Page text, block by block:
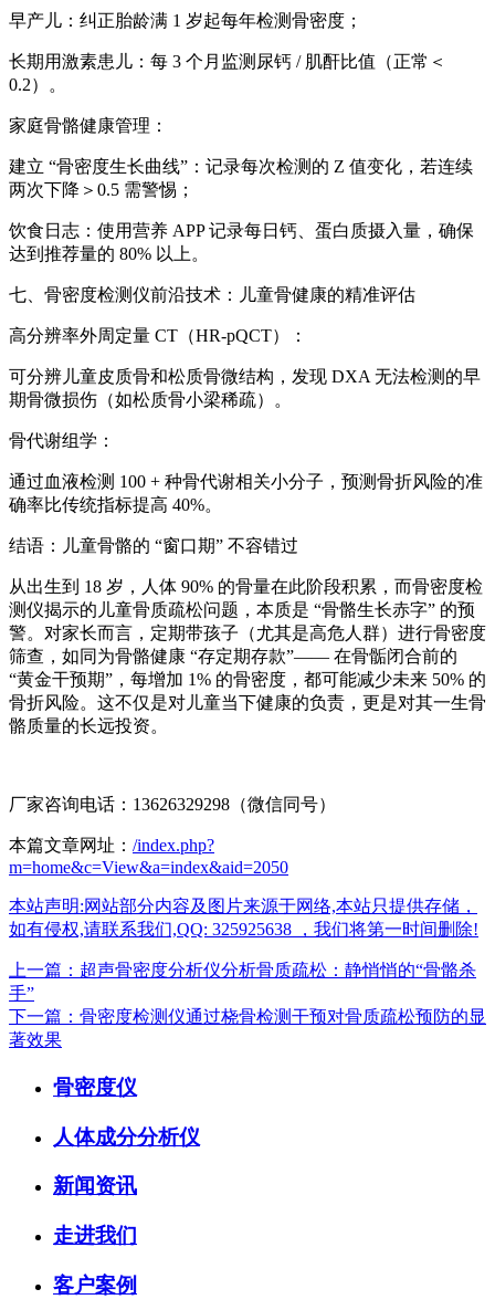
早产儿：纠正胎龄满 1 岁起每年检测骨密度；
长期用激素患儿：每 3 个月监测尿钙 / 肌酐比值（正常＜
0.2）。
家庭骨骼健康管理：
建立 “骨密度生长曲线”：记录每次检测的 Z 值变化，若连续
两次下降＞0.5 需警惕；
饮食日志：使用营养 APP 记录每日钙、蛋白质摄入量，确保
达到推荐量的 80% 以上。
七、骨密度检测仪前沿技术：儿童骨健康的精准评估
高分辨率外周定量 CT（HR-pQCT）：
可分辨儿童皮质骨和松质骨微结构，发现 DXA 无法检测的早
期骨微损伤（如松质骨小梁稀疏）。
骨代谢组学：
通过血液检测 100 + 种骨代谢相关小分子，预测骨折风险的准
确率比传统指标提高 40%。
结语：儿童骨骼的 “窗口期” 不容错过
从出生到 18 岁，人体 90% 的骨量在此阶段积累，而骨密度检
测仪揭示的儿童骨质疏松问题，本质是 “骨骼生长赤字” 的预
警。对家长而言，定期带孩子（尤其是高危人群）进行骨密度
筛查，如同为骨骼健康 “存定期存款”—— 在骨骺闭合前的
“黄金干预期”，每增加 1% 的骨密度，都可能减少未来 50% 的
骨折风险。这不仅是对儿童当下健康的负责，更是对其一生骨
骼质量的长远投资。
厂家咨询电话：13626329298（微信同号）
本篇文章网址： /index.php?
m=home&c=View&a=index&aid=2050
本站声明:网站部分内容及图片来源于网络,本站只提供存储，
如有侵权,请联系我们,QQ: 325925638 ，我们将第一时间删除!
上一篇：超声骨密度分析仪分析骨质疏松：静悄悄的“骨骼杀
手”
下一篇：骨密度检测仪通过桡骨检测干预对骨质疏松预防的显
著效果
骨密度仪
人体成分分析仪
新闻资讯
走进我们
客户案例